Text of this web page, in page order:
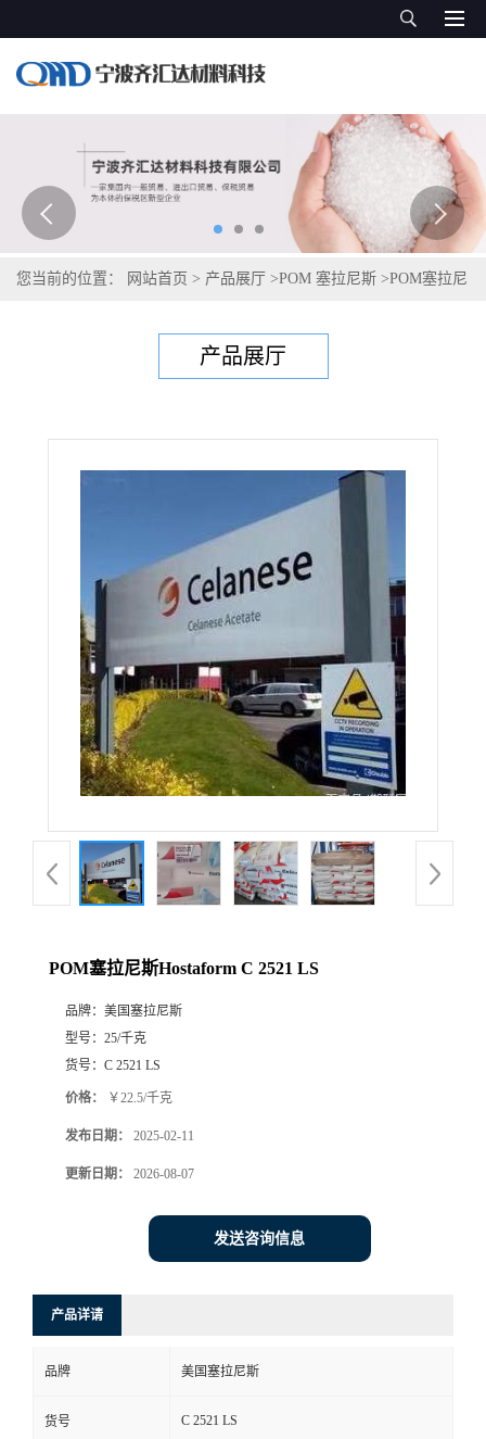
您当前的位置： 网站首页 > 产品展厅 >POM 塞拉尼斯 >POM塞拉尼
产品展厅
POM塞拉尼斯Hostaform C 2521 LS
品牌： 美国塞拉尼斯
型号： 25/千克
货号： C 2521 LS
价格： ￥22.5/千克
发布日期： 2025-02-11
更新日期： 2026-08-07
发送咨询信息
产品详请
品牌 美国塞拉尼斯
货号 C 2521 LS